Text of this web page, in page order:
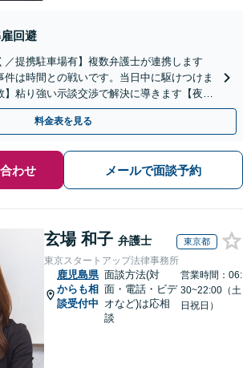
回避
／提携駐車場有】複数弁護士が連携します
件は時間との戦いです。当日中に駆けつけま
】粘り強い示談交渉で解決に導きます【夜
料金表を見る
わせ メールで面談予約
玄場 和子 弁護士 東京都
東京スタートアップ法律事務所
鹿児島県
からも相
談受付中
面談方法(対
面・電話・ビデ
オなど)は応相
談
営業時間：06:
30~22:00（土
日祝日）